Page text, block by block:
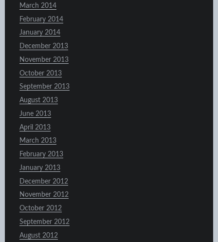
March 2014
February 2014
January 2014
December 2013
November 2013
October 2013
September 2013
August 2013
June 2013
April 2013
March 2013
February 2013
January 2013
December 2012
November 2012
October 2012
September 2012
August 2012